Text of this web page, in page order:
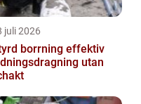
juli 2026
borrning effektiv
utan